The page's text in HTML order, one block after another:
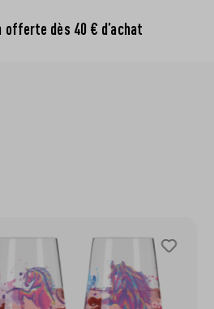
offerte dès 40 € d’achat